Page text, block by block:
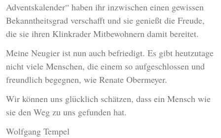
Adventskalender“ haben ihr inzwischen einen gewissen
Bekanntheitsgrad verschafft und sie genießt die Freude,
die sie ihren Klinkrader Mitbewohnern damit bereitet.
Meine Neugier ist nun auch befriedigt. Es gibt heutzutage
nicht viele Menschen, die einem so aufgeschlossen und
freundlich begegnen, wie Renate Obermeyer.
Wir können uns glücklich schätzen, dass ein Mensch wie
sie den Weg zu uns gefunden hat.
Wolfgang Tempel